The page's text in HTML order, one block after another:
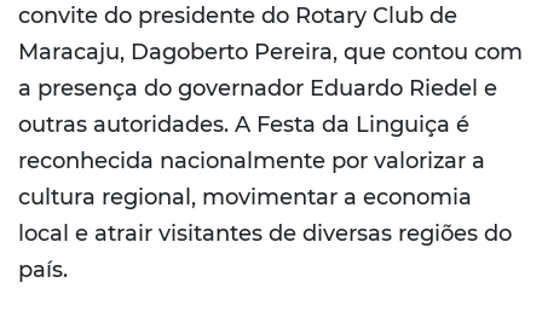
convite do presidente do Rotary Club de
Maracaju, Dagoberto Pereira, que contou com
a presença do governador Eduardo Riedel e
outras autoridades. A Festa da Linguiça é
reconhecida nacionalmente por valorizar a
cultura regional, movimentar a economia
local e atrair visitantes de diversas regiões do
país.